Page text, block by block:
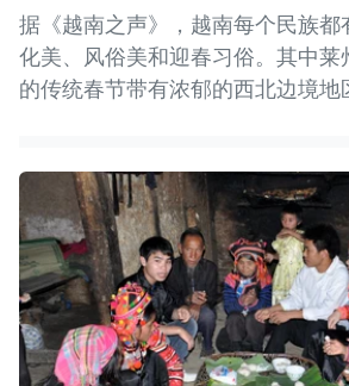
据《越南之声》，越南每个民族都
化美、风俗美和迎春习俗。其中莱
的传统春节带有浓郁的西北边境地